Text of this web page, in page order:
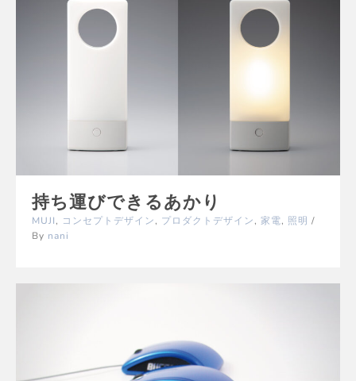
持ち運びできるあかり
MUJI, コンセプトデザイン, プロダクトデザイン, 家電, 照明 /
By nani